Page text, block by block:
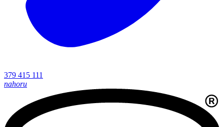
379 415 111
nahoru